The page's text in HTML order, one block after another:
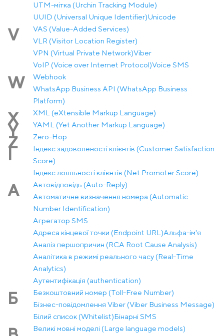
UTM-мітка (Urchin Tracking Module)
UUID (Universal Unique Identifier)Unicode
V
VAS (Value-Added Services)
VLR (Visitor Location Register)
VPN (Virtual Private Network)Viber
VoIP (Voice over Internet Protocol)Voice SMS
W
Webhook
WhatsApp Business API (WhatsApp Business
Platform)
X XML (eXtensible Markup Language)
Y YAML (Yet Another Markup Language)
Z Zero-Hop
І
Індекс задоволеності клієнтів (Customer Satisfaction
Score)
Індекс лояльності клієнтів (Net Promoter Score)
А
Автовідповідь (Auto-Reply)
Автоматичне визначення номера (Automatic
Number Identification)
Агрегатор SMS
Адреса кінцевої точки (Endpoint URL)Альфа-ім'я
Аналіз першопричин (RCA Root Cause Analysis)
Аналітика в режимі реального часу (Real-Time
Analytics)
Аутентифікація (authentication)
Б
Безкоштовний номер (Toll-Free Number)
Бізнес-повідомлення Viber (Viber Business Message)
Білий список (Whitelist)Бінарні SMS
Великі мовні моделі (Large language models)